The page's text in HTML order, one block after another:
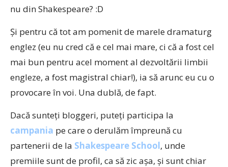
nu din Shakespeare? :D
Şi pentru că tot am pomenit de marele dramaturg
englez (eu nu cred că e cel mai mare, ci că a fost cel
mai bun pentru acel moment al dezvoltării limbii
engleze, a fost magistral chiar!), ia să arunc eu cu o
provocare în voi. Una dublă, de fapt.
Dacă sunteţi bloggeri, puteţi participa la
campania pe care o derulăm împreună cu
partenerii de la Shakespeare School, unde
premiile sunt de profil, ca să zic aşa, şi sunt chiar